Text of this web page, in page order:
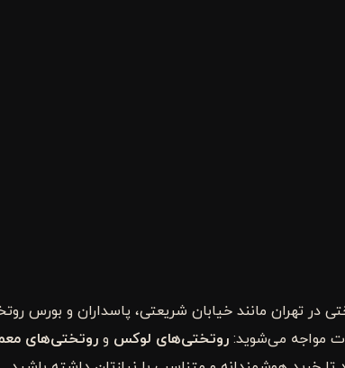
در تهران مانند خیابان شریعتی، پاسداران و بورس
مواجه می‌شوید: روتختی‌های لوکس و روتختی‌های